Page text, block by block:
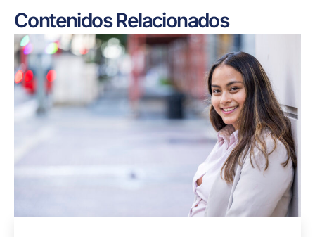
Contenidos Relacionados